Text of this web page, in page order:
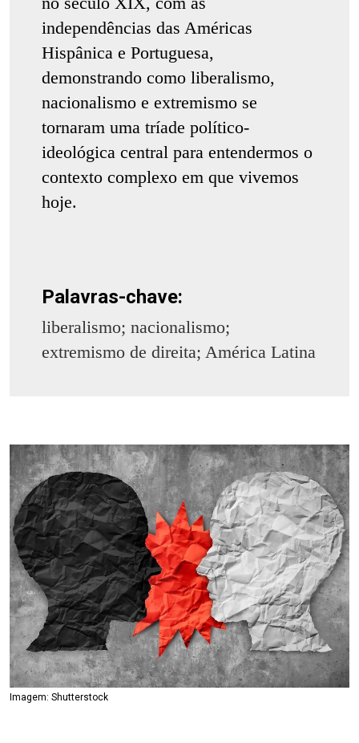
independências das Américas
Hispânica e Portuguesa,
demonstrando como liberalismo,
nacionalismo e extremismo se
tornaram uma tríade político-
ideológica central para entendermos o
contexto complexo em que vivemos
hoje.
Palavras-chave:
liberalismo; nacionalismo;
extremismo de direita; América Latina
Imagem: Shutterstock